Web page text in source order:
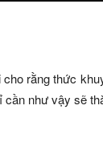
rằng thức
như vậy sẽ